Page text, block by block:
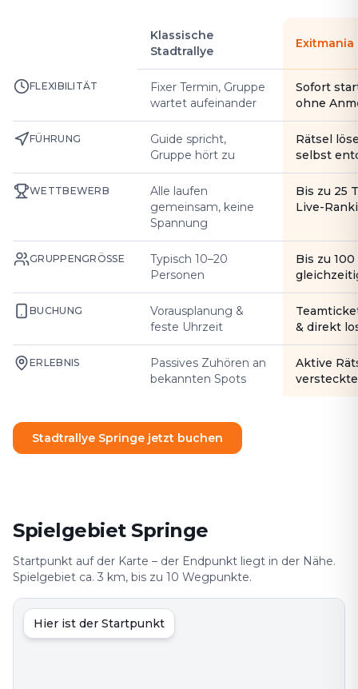
Klassische
Stadtrallye
Exitmania
FLEXIBILITÄT
Fixer Termin, Gruppe
wartet aufeinander
Sofort
ohne
FÜHRUNG
Guide spricht,
Gruppe hört zu
Rätsel
selbst
WETTBEWERB
Alle laufen
gemeinsam, keine
Spannung
Bis zu 25
Live-
GRUPPENGRÖSSE
Typisch 10–20
Personen
Bis zu
BUCHUNG
Vorausplanung &
feste Uhrzeit
& direkt
ERLEBNIS
Passives Zuhören an
bekannten Spots
Aktive
Stadtrallye Springe jetzt buchen
Spielgebiet Springe
Startpunkt auf der Karte – der Endpunkt liegt in der Nähe.
Spielgebiet ca. 3 km, bis zu 10 Wegpunkte.
Hier ist der Startpunkt